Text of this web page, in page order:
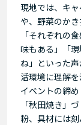
現地では、キ
や、野菜のか
「それぞれの
味もある」「
ね」といった
活環境に理解を
イベントの締
「秋田焼き」
粉、具材には